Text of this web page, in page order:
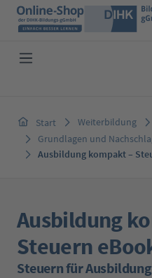
Zum Hauptinhalt springen
Start Weiterbildung
Grundlagen und
Ausbildung kompakt –
Ausbildung
Steuern
Steuern für